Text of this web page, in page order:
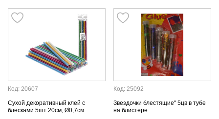
Код: 20607
Сухой декоративный клей с
блесками 5шт 20см, Ø0,7см
Код: 25092
Звездочки блестящие" 5цв в тубе
на блистере